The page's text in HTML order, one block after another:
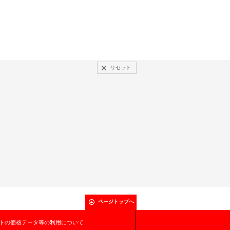
リセット
ページトップへ
の価格データ等の利用について